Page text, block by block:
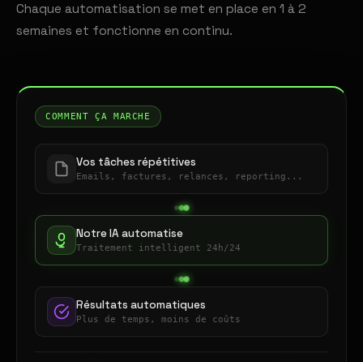
Chaque automatisation se met en place en 1 à 2
semaines et fonctionne en continu.
COMMENT ÇA MARCHE
Vos tâches répétitives
Emails, factures, relances, reporting...
Notre IA automatise
Traitement intelligent 24h/24
Résultats automatiques
Plus de temps, moins de coûts